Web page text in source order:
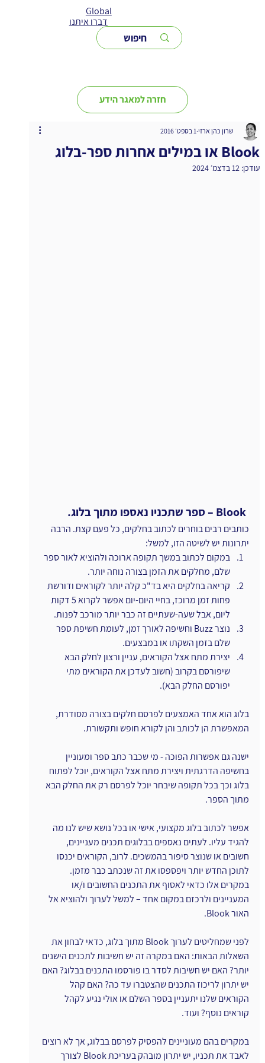
Global
דברו איתנו
חזרה למאגר הידע
Blook או במילים אחרות ספר-בלוג
שרון כהן ארזי 1 בספט׳ 2016
עודכן: 12 בדצמ׳ 2024
Blook – ספר שתכניו נאספו מתוך בלוג.
כותבים רבים בוחרים לכתוב בחלקים, כל פעם קצת. הרבה
יתרונות יש לשיטה הזו, למשל:
במקום לכתוב במשך תקופה ארוכה ולהוציא לאור ספר
שלם, מחלקים את הזמן בצורה נוחה יותר.
קריאה בחלקים היא בד"כ קלה יותר לקוראים ודורשת
פחות זמן מרוכז, בחיי היום-יום אפשר לקרוא 5 דקות
ליום, אבל שעה-שעתיים זה כבר יותר מורכב לפנות.
נוצר Buzz וחשיפה לאורך זמן, לעומת חשיפת ספר
שלם בזמן השקתו או במבצעים.
יצירת מתח אצל הקוראים, עניין ורצון לחלק הבא
שיפורסם בקרוב (חשוב לעדכן את הקוראים מתי
יפורסם החלק הבא).
בלוג הוא אחד האמצעים לפרסם חלקים בצורה מסודרת,
המאפשרת הן לכותב והן לקורא חופש ותקשורת.
ישנה גם אפשרות הפוכה - מי שכבר כתב ספר ומעוניין
בחשיפה הדרגתית ויצירת מתח אצל הקוראים, יוכל לפתוח
בלוג וכך בכל תקופה שיבחר יוכל לפרסם רק את החלק הבא
מתוך הספר.
אפשר לכתוב בלוג מקצועי, אישי או בכל נושא שיש לנו מה
להגיד עליו. לעתים נאספים בבלוגים תכנים מעניינים,
חשובים או שנוצר סיפור בהמשכים. לרוב, הקוראים יכנסו
לתוכן החדש יותר ויפספסו את זה שנכתב כבר מזמן.
במקרים אלו כדאי לאסוף את התכנים החשובים ו/או
המעניינים ולרכזם במקום אחד – למשל לערוך ולהוציא אל
האור Blook.
לפני שמחליטים לערוך Blook מתוך בלוג, כדאי לבחון את
השאלות הבאות: האם במקרה זה יש חשיבות לתכנים הישנים
יותר? האם יש חשיבות לסדר בו פורסמו התכנים בבלוג? האם
יש יתרון לריכוז התכנים שהצטברו עד כה? האם קהל
הקוראים שלנו יתעניין בספר השלם או אולי נגיע לקהל
קוראים נוסף? ועוד.
במקרים בהם מעוניינים להפסיק לפרסם בבלוג, אך לא רוצים
לאבד את תכניו, יש יתרון מובהק בעריכת Blook לצורך